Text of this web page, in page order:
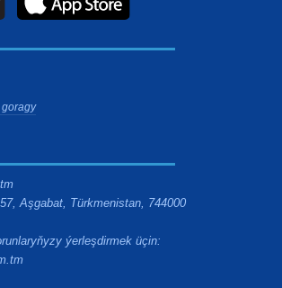
Aşgabat, Türkmenistan, 744000
ýerleşdirmek üçin: